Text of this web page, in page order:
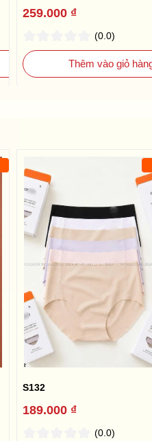
259.000 ₫
(0.0)
Thêm vào giỏ
S132
189.000 ₫
(0.0)